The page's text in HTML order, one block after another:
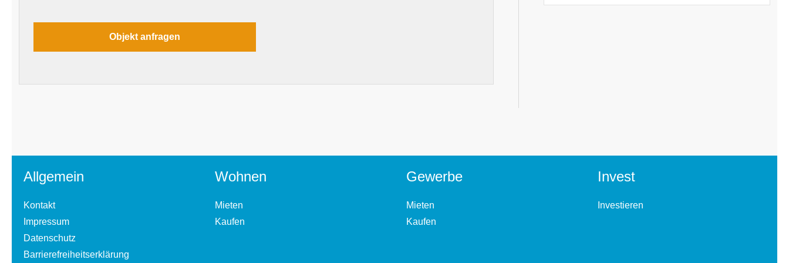
Allgemein
Kontakt
Impressum
Datenschutz
Barrierefreiheitserklärung
Wohnen
Mieten
Kaufen
Gewerbe
Mieten
Kaufen
Invest
Investieren